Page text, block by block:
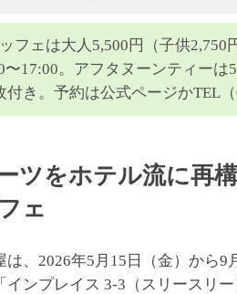
フェは大人5,500円（子供2,750
〜17:00。アフタヌーンティーは
付き。予約は公式ページかTEL（
ツをホテル流に再
ェ
は、2026年5月15日（金）から
インプレイス 3-3（スリースリ